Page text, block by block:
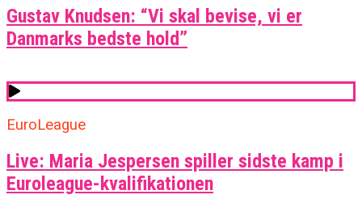
Gustav Knudsen: “Vi skal bevise, vi er
Danmarks bedste hold”
EuroLeague
Live: Maria Jespersen spiller sidste kamp i
Euroleague-kvalifikationen